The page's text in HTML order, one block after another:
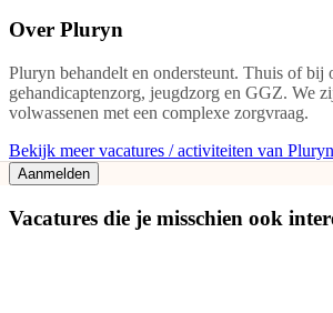
Over Pluryn
Pluryn behandelt en ondersteunt. Thuis of bij
gehandicaptenzorg, jeugdzorg en GGZ. We
volwassenen met een complexe zorgvraag.
Bekijk meer vacatures / activiteiten van Pluryn
Aanmelden
Vacatures die je misschien ook